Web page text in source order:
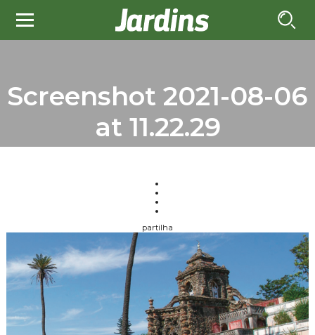
Screenshot 2021-08-06
at 11.22.29
partilha